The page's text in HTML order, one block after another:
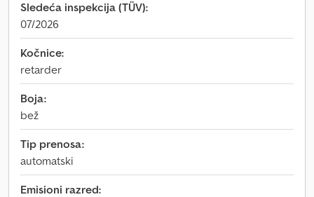
Sledeća inspekcija (TÜV):
07/2026
Kočnice:
retarder
Boja:
bež
Tip prenosa:
automatski
Emisioni razred: